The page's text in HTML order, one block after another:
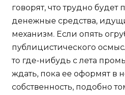
говорят, что трудно будет
денежные средства,
механизм. Если опять
публицистического
то где-нибудь с лета
ждать, пока ее оформят в
собственность, подобно